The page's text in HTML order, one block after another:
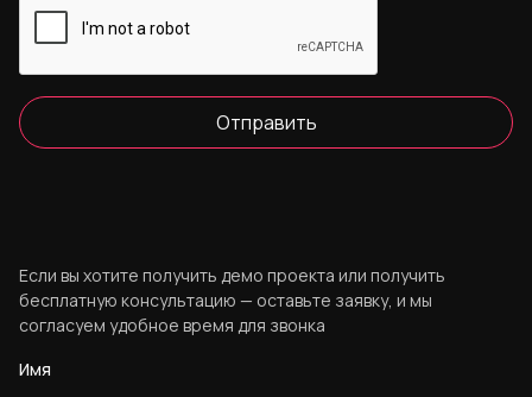
Отправить
Если вы хотите получить демо проекта или получить
бесплатную консультацию — оставьте заявку, и мы
согласуем удобное время для звонка
Имя